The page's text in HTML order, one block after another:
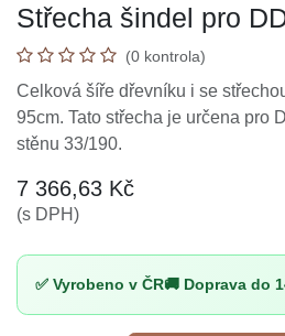
Střecha šindel pro
(0 kontrola)
Celková šíře dřevníku i se
95cm. Tato střecha je určena
Dřevníkovou stěnu 33/190.
7 366,63 Kč
(s DPH)
✅ Vyrobeno v ČR🚚 Doprava do